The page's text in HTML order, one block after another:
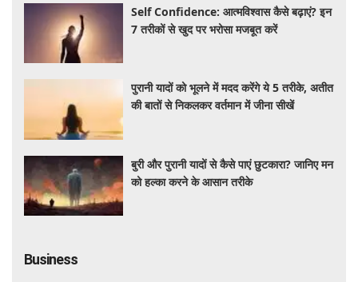
Self Confidence: आत्मविश्वास कैसे बढ़ाएं? इन
7 तरीकों से खुद पर भरोसा मजबूत करें
पुरानी यादों को भूलने में मदद करेंगे ये 5 तरीके, अतीत
की बातों से निकलकर वर्तमान में जीना सीखें
बुरी और पुरानी यादों से कैसे पाएं छुटकारा? जानिए मन
को हल्का करने के आसान तरीके
Business